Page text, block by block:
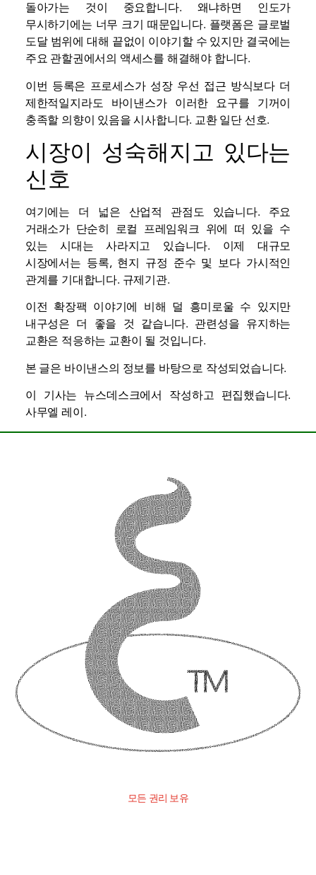
돌아가는 것이 중요합니다. 왜냐하면 인도가
무시하기에는 너무 크기 때문입니다. 플랫폼은 글로벌
도달 범위에 대해 끝없이 이야기할 수 있지만 결국에는
주요 관할권에서의 액세스를 해결해야 합니다.
이번 등록은 프로세스가 성장 우선 접근 방식보다 더
제한적일지라도 바이낸스가 이러한 요구를 기꺼이
충족할 의향이 있음을 시사합니다. 교환일단 선호.
시장이 성숙해지고 있다는
신호
여기에는 더 넓은 산업적 관점도 있습니다. 주요
거래소가 단순히 로컬 프레임워크 위에 떠 있을 수
있는 시대는 사라지고 있습니다. 이제 대규모
시장에서는 등록, 현지 규정 준수 및 보다 가시적인
관계를 기대합니다. 규제기관.
이전 확장팩 이야기에 비해 덜 흥미로울 수 있지만
내구성은 더 좋을 것 같습니다. 관련성을 유지하는
교환은 적응하는 교환이 될 것입니다.
본 글은 바이낸스의 정보를 바탕으로 작성되었습니다.
이 기사는 뉴스데스크에서 작성하고 편집했습니다.
사무엘 레이 .
모든 권리 보유